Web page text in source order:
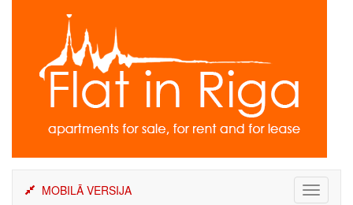
Toggle
MOBILĀ VERSIJA